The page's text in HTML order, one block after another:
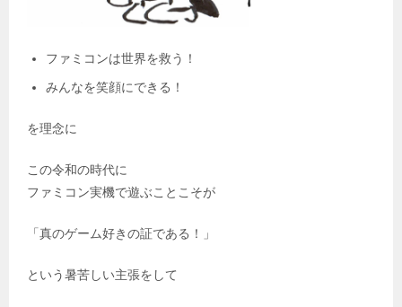
ファミコンは世界を救う！
みんなを笑顔にできる！
を理念に
この令和の時代に
ファミコン実機で遊ぶことこそが
「真のゲーム好きの証である！」
という暑苦しい主張をして